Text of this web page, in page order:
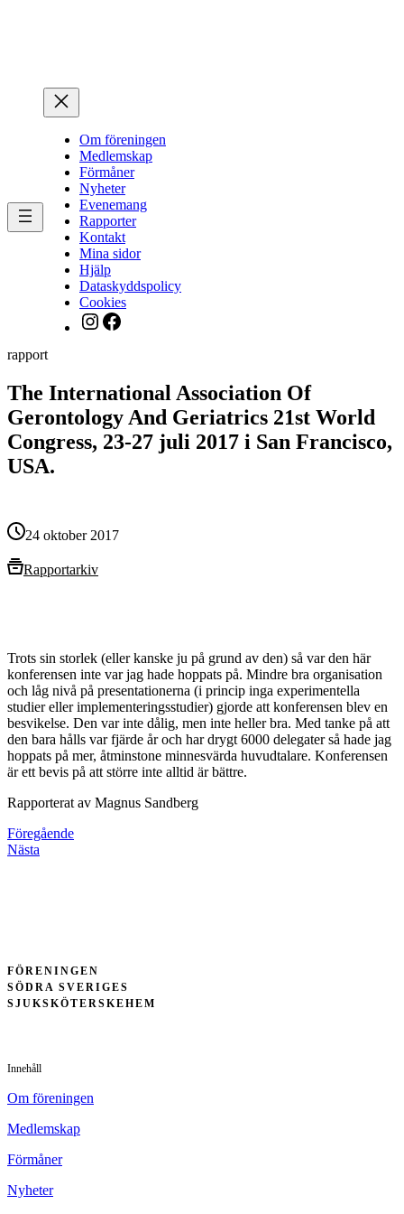
Om föreningen
Medlemskap
Förmåner
Nyheter
Evenemang
Rapporter
Kontakt
Mina sidor
Hjälp
Dataskyddspolicy
Cookies
Instagram
Facebook
rapport
The International Association Of
Gerontology And Geriatrics 21st World
Congress, 23-27 juli 2017 i San Francisco,
USA.
24 oktober 2017
Rapportarkiv
Trots sin storlek (eller kanske ju på grund av den) så var den här
konferensen inte var jag hade hoppats på. Mindre bra organisation
och låg nivå på presentationerna (i princip inga experimentella
studier eller implementeringsstudier) gjorde att konferensen blev en
besvikelse. Den var inte dålig, men inte heller bra. Med tanke på att
den bara hålls var fjärde år och har drygt 6000 delegater så hade jag
hoppats på mer, åtminstone minnesvärda huvudtalare. Konferensen
är ett bevis på att större inte alltid är bättre.
Rapporterat av Magnus Sandberg
Föregående
Nästa
FÖRENINGEN
SÖDRA SVERIGES
SJUKSKÖTERSKEHEM
Innehåll
Om föreningen
Medlemskap
Förmåner
Nyheter